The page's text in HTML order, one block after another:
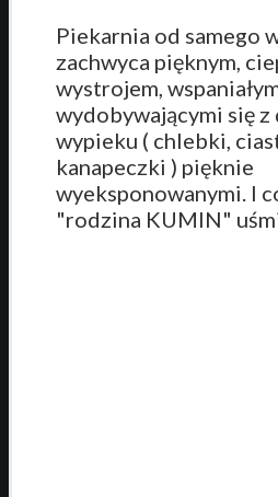
Piekarnia od samego
zachwyca pięknym,
wystrojem,
wydobywającymi się
wypieku ( chlebki,
kanapeczki ) pięknie
wyeksponowanymi. I
"rodzina KUMIN"